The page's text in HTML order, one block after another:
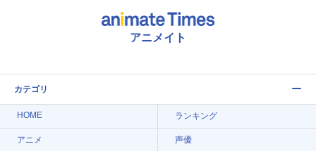
アニメイト
カテゴリ
HOME ランキング
アニメ 声優